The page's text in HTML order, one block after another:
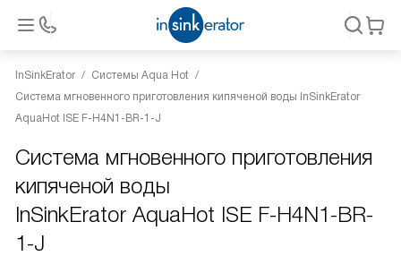
InSinkErator
Системы Aqua Hot
Система мгновенного приготовления кипяченой воды InSinkErator
AquaHot ISE F-H4N1-BR-1-J
Система мгновенного приготовления
кипяченой воды
InSinkErator AquaHot ISE F-H4N1-BR-
1-J